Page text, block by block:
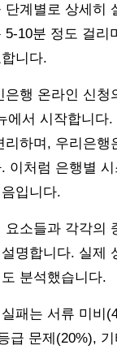
단계별로 상세히
5-10분 정도 걸리
니다.
은행 온라인 신청
에서 시작합니다
리하며, 우리은행
이처럼 은행별
입니다.
요소들과 각각의
명합니다. 실제
분석했습니다.
패는 서류 미비
급 문제(20%),